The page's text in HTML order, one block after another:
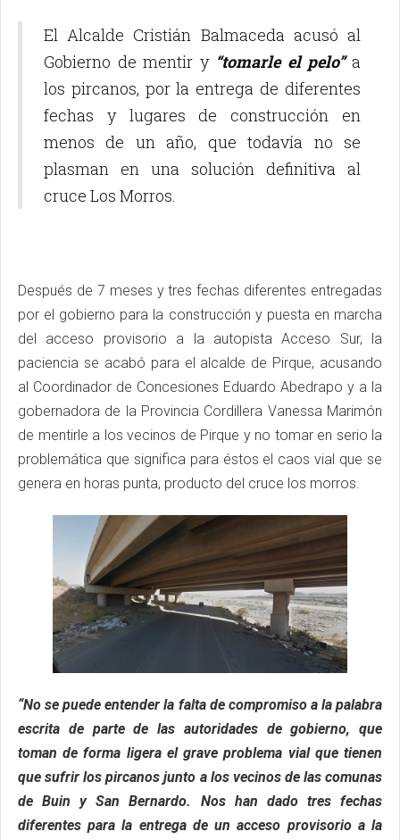
El Alcalde Cristián Balmaceda acusó al
Gobierno de mentir y“tomarle el pelo”a
los pircanos, por la entrega de diferentes
fechas y lugares de construcción en
menos de un año, que todavía no se
plasman en una solución definitiva al
cruce Los Morros.
Después de 7 meses y tres fechas diferentes entregadas
por el gobierno para la construcción y puesta en marcha
del acceso provisorio a la autopista Acceso Sur, la
paciencia se acabó para el alcalde de Pirque, acusando
al Coordinador de Concesiones Eduardo Abedrapo y a la
gobernadora de la Provincia Cordillera Vanessa Marimón
de mentirle a los vecinos de Pirque y no tomar en serio la
problemática que significa para éstos el caos vial que se
genera en horas punta, producto del cruce los morros.
“No se puede entender la falta de compromiso a la palabra
escrita de parte de las autoridades de gobierno, que
toman de forma ligera el grave problema vial que tienen
que sufrir los pircanos junto a los vecinos de las comunas
de Buin y San Bernardo. Nos han dado tres fechas
diferentes para la entrega de un acceso provisorio a la